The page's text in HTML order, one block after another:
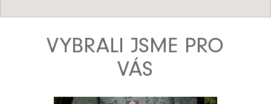
VYBRALI JSME PRO
VÁS